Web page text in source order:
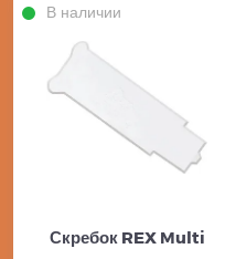
В наличии
Скребок REX Multi